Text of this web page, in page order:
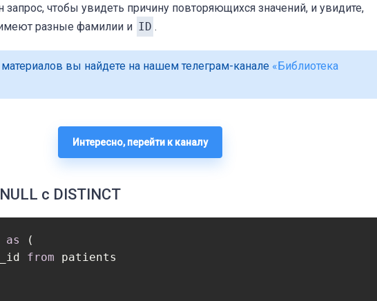
запрос, чтобы увидеть причину повторяющихся значений, и увидите,
разные фамилии и ID .
вы найдете на нашем телеграм-канале «Библиотека
Интересно, перейти к каналу
с DISTINCT
as
from